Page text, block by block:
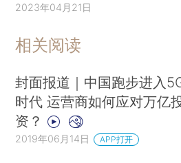
2023年04月21日
相关阅读
封面报道｜中国跑步进入
时代 运营商如何应对万亿
资？
2019年06月14日 APP打开